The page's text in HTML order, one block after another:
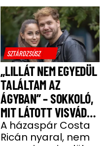
SZTÁRDZSÚSZ
„LILLÁT NEM EGYEDÜL
TALÁLTAM AZ
ÁGYBAN” – SOKKOLÓ,
MIT LÁTOTT VISVÁDER
TAMÁS
A házaspár Costa
Ricán nyaral, nem